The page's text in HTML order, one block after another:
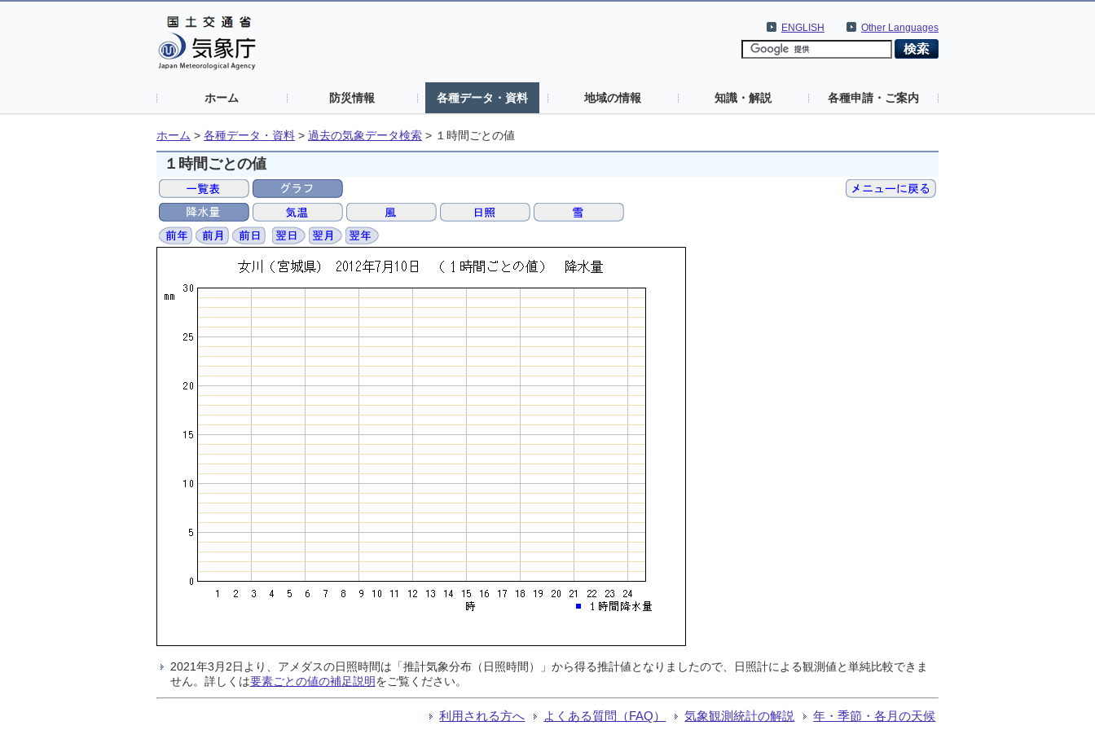
Other Languages
ENGLISH
ホーム 防災情報 各種データ・資料 地域の情報 知識・解説 各種申請・ご案内
ホーム > 各種データ・資料 > 過去の気象データ検索 > １時間ごとの値
１時間ごとの値
2021年3月2日より、アメダスの日照時間は「推計気象分布（日照時間）」から得る推計値となりましたので、日照計による観測値と単純比較できま
せん。詳しくは要素ごとの値の補足説明をご覧ください。
利用される方へ よくある質問（FAQ） 気象観測統計の解説 年・季節・各月の天候